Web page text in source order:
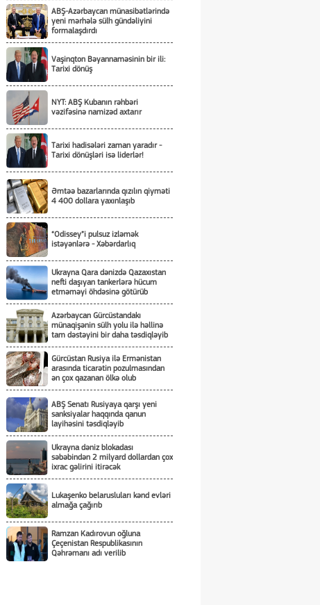
ABŞ-Azərbaycan münasibətlərində
yeni mərhələ sülh gündəliyini
formalaşdırdı
Vaşinqton Bəyannaməsinin bir ili:
Tarixi dönüş
NYT: ABŞ Kubanın rəhbəri
vəzifəsinə namizəd axtarır
Tarixi hadisələri zaman yaradır -
Tarixi dönüşləri isə liderlər!
Əmtəə bazarlarında qızılın qiyməti
4 400 dollara yaxınlaşıb
“Odissey”i pulsuz izləmək
istəyənlərə - Xəbərdarlıq
Ukrayna Qara dənizdə Qazaxıstan
nefti daşıyan tankerlərə hücum
etməməyi öhdəsinə götürüb
Azərbaycan Gürcüstandakı
münaqişənin sülh yolu ilə həllinə
tam dəstəyini bir daha təsdiqləyib
Gürcüstan Rusiya ilə Ermənistan
arasında ticarətin pozulmasından
ən çox qazanan ölkə olub
ABŞ Senatı Rusiyaya qarşı yeni
sanksiyalar haqqında qanun
layihəsini təsdiqləyib
Ukrayna dəniz blokadası
səbəbindən 2 milyard dollardan çox
ixrac gəlirini itirəcək
Lukaşenko belarusluları kənd evləri
almağa çağırıb
Ramzan Kadırovun oğluna
Çeçenistan Respublikasının
Qəhrəmanı adı verilib